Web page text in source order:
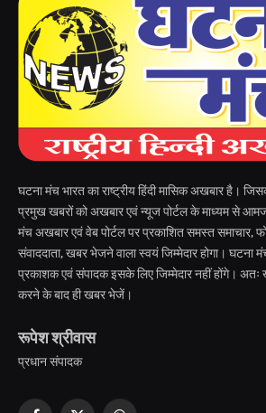
घटना मंच भारत का राष्ट्रीय हिंदी मासिक अखबार है।
प्रमुख खबरों को अखबार एवं न्यूज पोर्टल के माध्यम से
मंच अखबार एवं वेब पोर्टल पर प्रकाशित समस्त समाचार,
संवाददाता, खबर भेजने वाला स्वयं जिम्मेदार होगा। घटना
प्रकाशक एवं संपादक इसके लिए जिम्मेदार नहीं होंगे।
करने के बाद ही खबर भेजें।
रूपेश श्रीवास
प्रधान संपादक